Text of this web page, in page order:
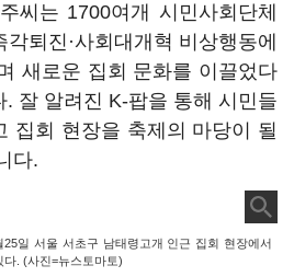
씨는 1700여개 시민사회단체
퇴진·사회대개혁 비상행동에
새로운 집회 문화를 이끌었다
잘 알려진 K-팝을 통해 시민들
집회 현장을 축제의 마당이 될
다.
일 서울 서초구 남태령고개 인근 집회 현장에서
. (사진=뉴스토마토)